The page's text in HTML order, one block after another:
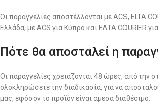
Οι παραγγελίες αποστέλλονται με ACS, ELTA
Ελλάδα, με ACS για Κύπρο και ΕΛΤΑ COURIER
Πότε θα αποσταλεί η
Οι παραγγελίες χρειάζονται 48 ώρες, από την
ολοκληρώσετε την διαδικασία, για να
μας, εφόσον το προϊόν είναι άμεσα διαθέσιμο.